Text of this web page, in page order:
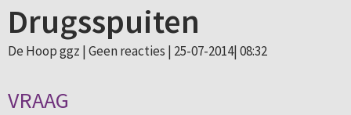
Drugsspuiten
De Hoop ggz | Geen reacties | 25-07-2014| 08:32
VRAAG